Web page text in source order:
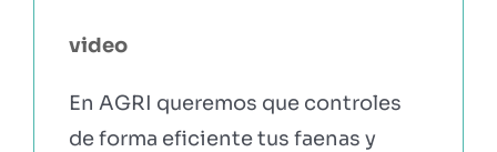
video
En AGRI queremos que controles
de forma eficiente tus faenas y